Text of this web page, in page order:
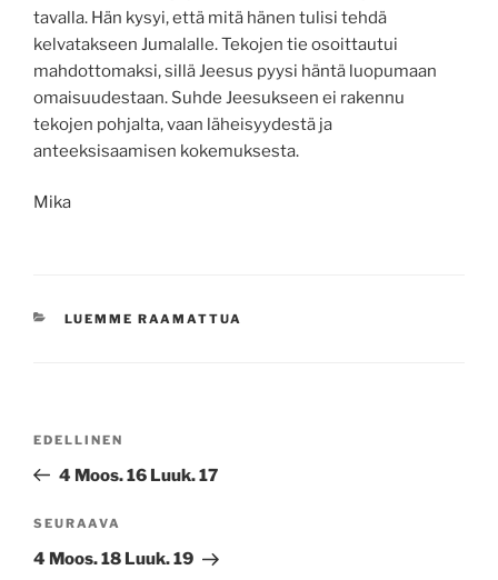
tavalla. Hän kysyi, että mitä hänen tulisi tehdä
kelvatakseen Jumalalle. Tekojen tie osoittautui
mahdottomaksi, sillä Jeesus pyysi häntä luopumaan
omaisuudestaan. Suhde Jeesukseen ei rakennu
tekojen pohjalta, vaan läheisyydestä ja
anteeksisaamisen kokemuksesta.
Mika
KATEGORIAT
LUEMME RAAMATTUA
Edellinen
artikkeli
EDELLINEN
4 Moos. 16 Luuk. 17
Seuraava
artikkeli
SEURAAVA
4 Moos. 18 Luuk. 19